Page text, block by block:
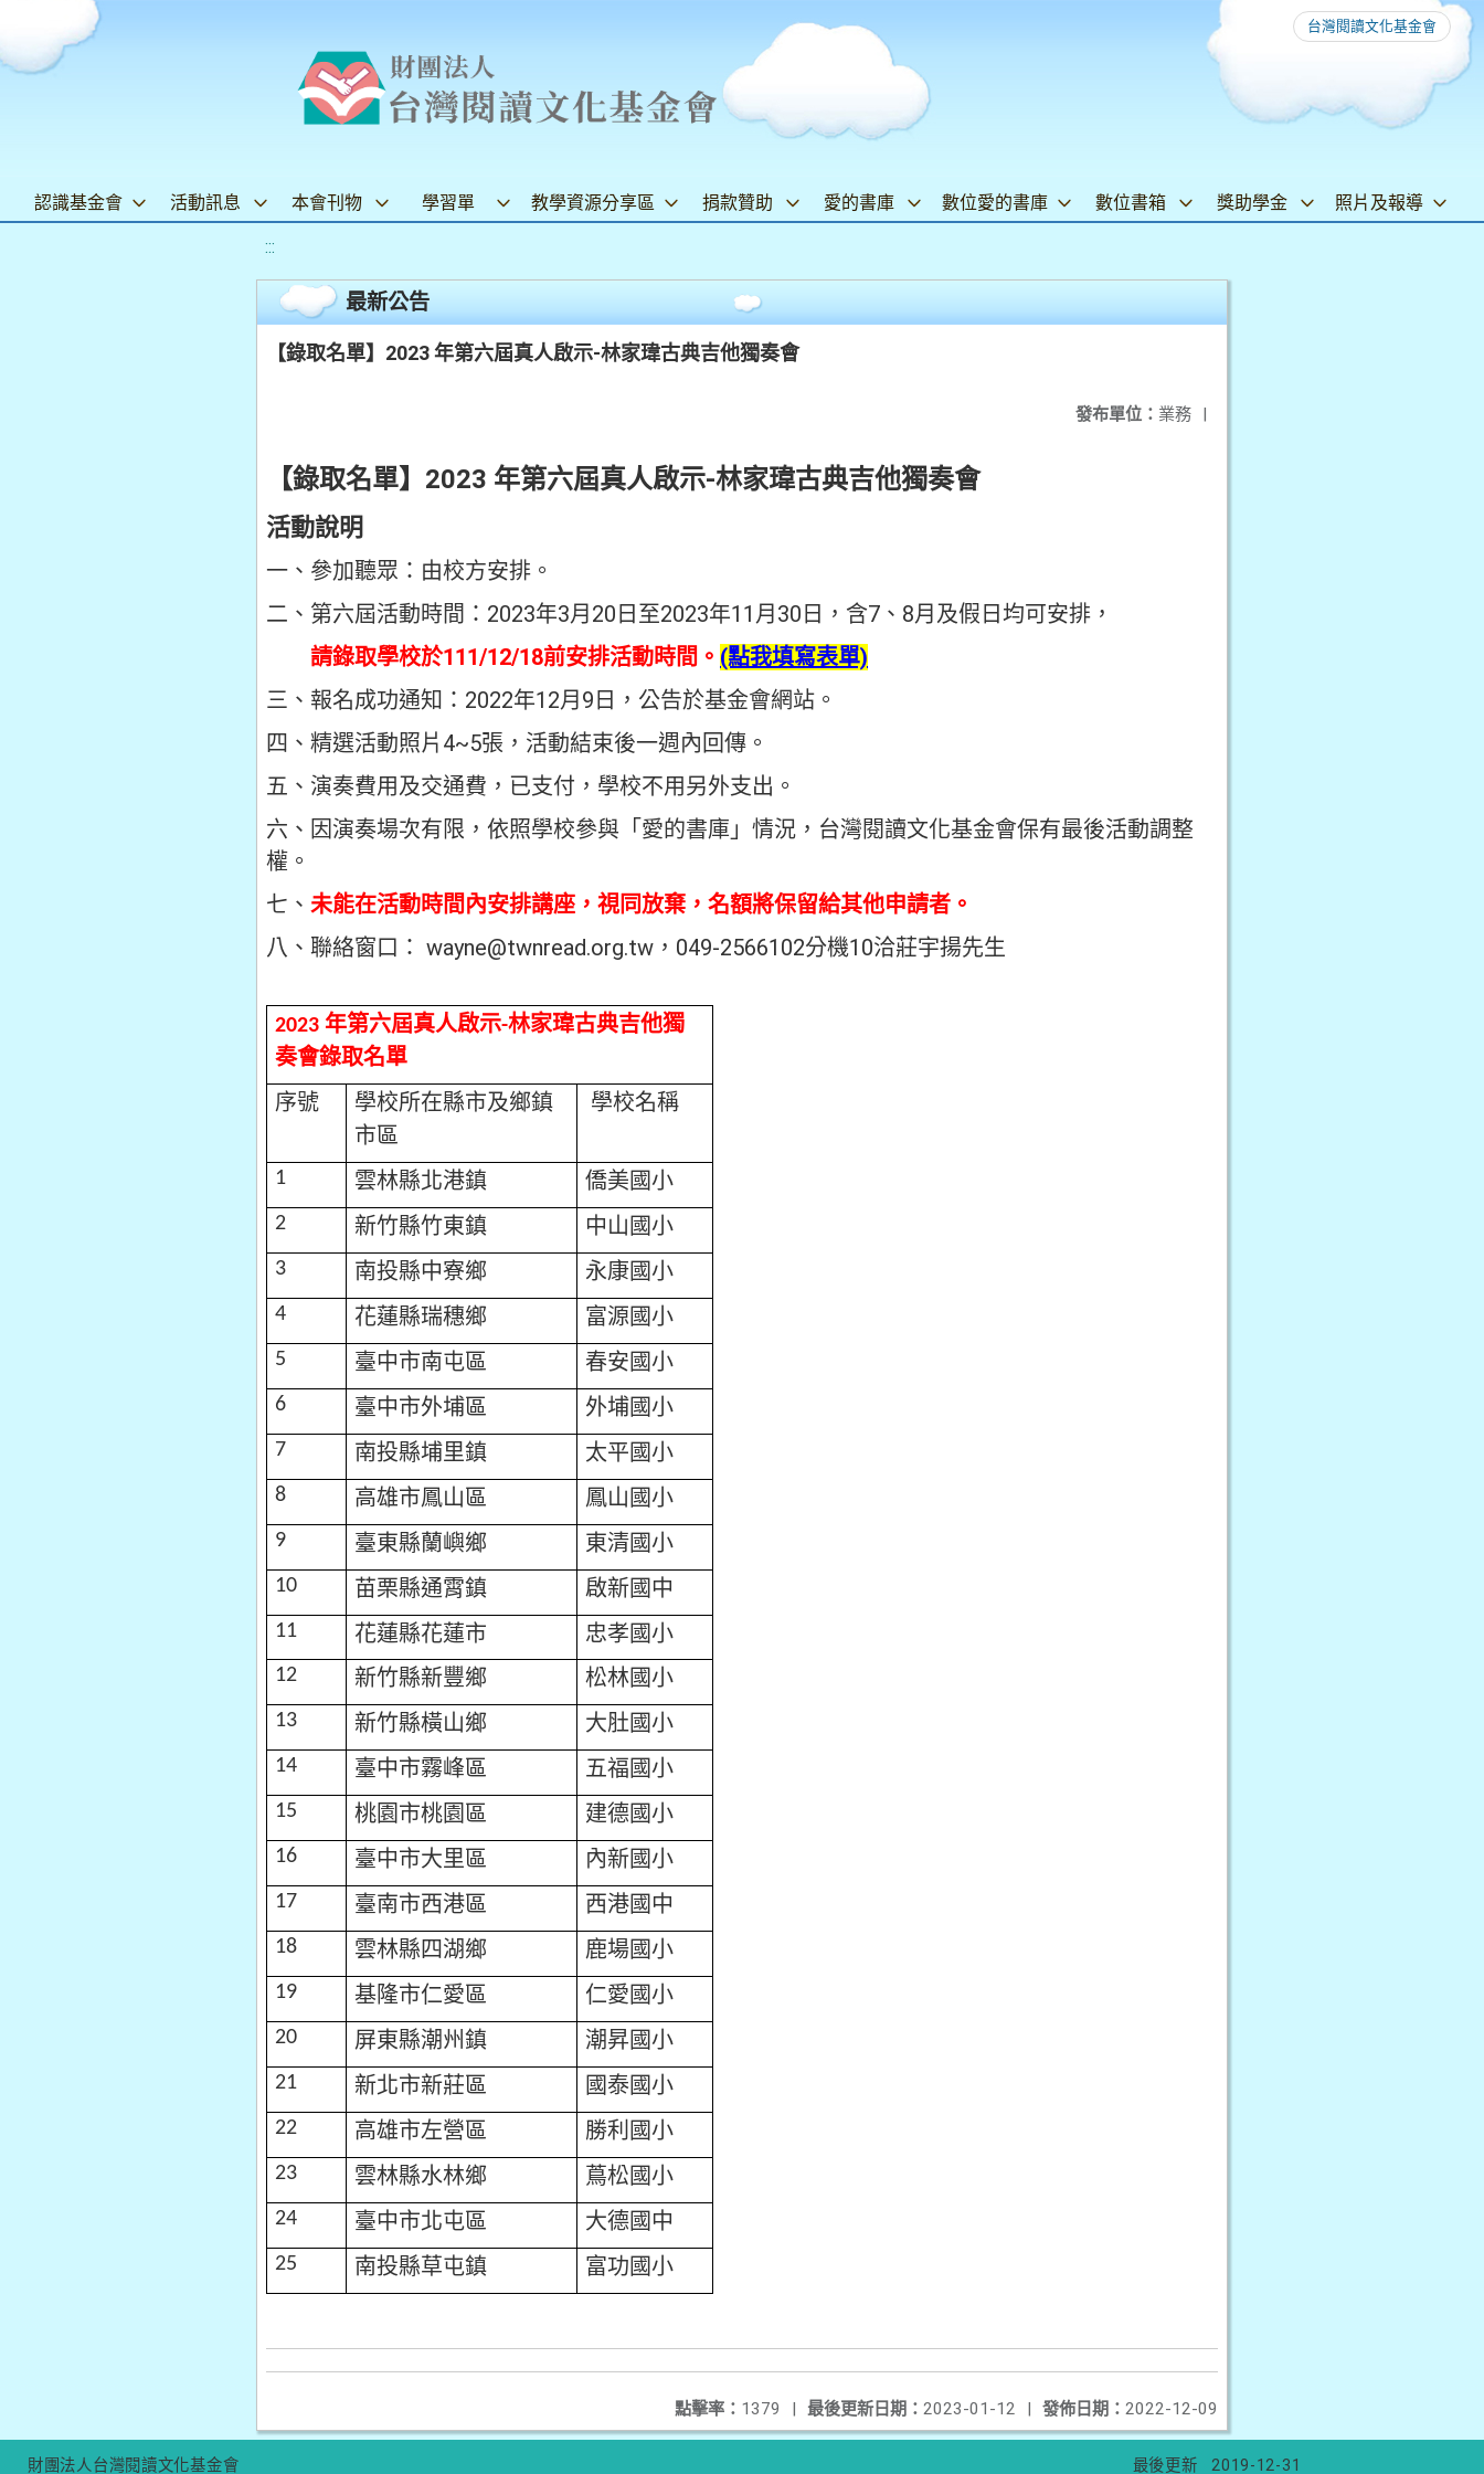
台灣閱讀文化基金會
認識基金會 活動訊息 本會刊物 學習單 教學資源分享區 捐款贊助 愛的書庫 數位愛的書庫 數位書箱 獎助學金 照片及報導
:::
最新公告
【錄取名單】2023 年第六屆真人啟示-林家瑋古典吉他獨奏會
發布單位： 業務 |
【錄取名單】2023 年第六屆真人啟示-林家瑋古典吉他獨奏會
活動說明
一、參加聽眾：由校方安排。
二、第六屆活動時間：2023年3月20日至2023年11月30日，含7、8月及假日均可安排，
請錄取學校於111/12/18前安排活動時間。 (點我填寫表單)
三、報名成功通知：2022年12月9日，公告於基金會網站。
四、精選活動照片4~5張，活動結束後一週內回傳。
五、演奏費用及交通費，已支付，學校不用另外支出。
六、因演奏場次有限，依照學校參與「愛的書庫」情況，台灣閱讀文化基金會保有最後活動調整
權。
七、 未能在活動時間內安排講座，視同放棄，名額將保留給其他申請者。
八、聯絡窗口： wayne@twnread.org.tw，049-2566102分機10洽莊宇揚先生
2023 年第六屆真人啟示-林家瑋古典吉他獨
奏會錄取名單
序號
學校所在縣市及鄉鎮
市區
學校名稱
1 雲林縣北港鎮 僑美國小
2 新竹縣竹東鎮 中山國小
3 南投縣中寮鄉 永康國小
4 花蓮縣瑞穗鄉 富源國小
5 臺中市南屯區 春安國小
6 臺中市外埔區 外埔國小
7 南投縣埔里鎮 太平國小
8 高雄市鳳山區 鳳山國小
9 臺東縣蘭嶼鄉 東清國小
10 苗栗縣通霄鎮 啟新國中
11 花蓮縣花蓮市 忠孝國小
12 新竹縣新豐鄉 松林國小
13 新竹縣橫山鄉 大肚國小
14 臺中市霧峰區 五福國小
15 桃園市桃園區 建德國小
16 臺中市大里區 內新國小
17 臺南市西港區 西港國中
18 雲林縣四湖鄉 鹿場國小
19 基隆市仁愛區 仁愛國小
20 屏東縣潮州鎮 潮昇國小
21 新北市新莊區 國泰國小
22 高雄市左營區 勝利國小
23 雲林縣水林鄉 蔦松國小
24 臺中市北屯區 大德國中
25 南投縣草屯鎮 富功國小
發佈日期： 2022-12-09
最後更新日期： 2023-01-12 |
點擊率： 1379 |
財團法人台灣閱讀文化基金會 最後更新 2019-12-31